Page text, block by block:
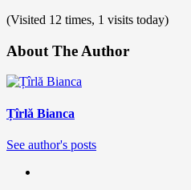
(Visited 12 times, 1 visits today)
About The Author
Țîrlă Bianca
See author's posts